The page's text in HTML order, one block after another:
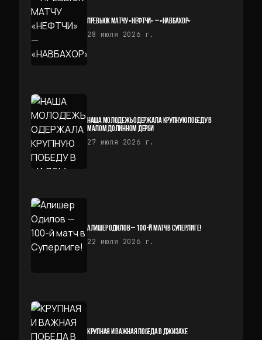
ПРЕВЬЮК МАТЧУ «НЕФТЧИ» — «НАВБАХОР»
28 июля 2026 г.
НАША МОЛОДЕЖЬ ОДЕРЖАЛА КРУПНУЮ ПОБЕДУ В
МАЛОМ ДОЛИННОМ ДЕРБИ
27 июля 2026 г.
АЛИШЕР ОДИЛОВ — 100-Й МАТЧ В СУПЕРЛИГЕ!
22 июля 2026 г.
КРУПНАЯ И ВАЖНАЯ ПОБЕДА В ДЖИЗАХЕ